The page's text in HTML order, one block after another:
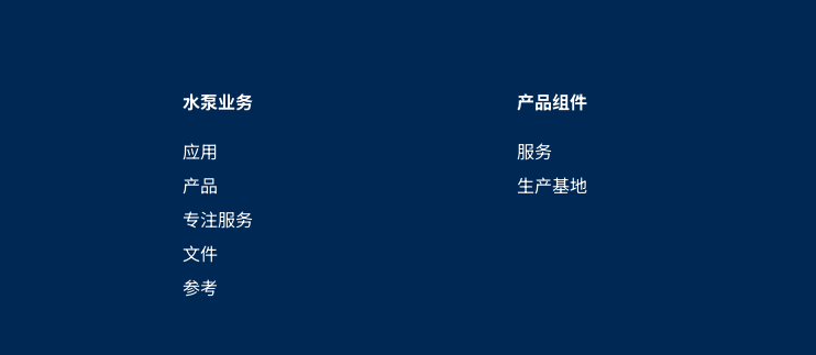
水泵业务
应用
产品
专注服务
文件
参考
产品组件
服务
生产基地